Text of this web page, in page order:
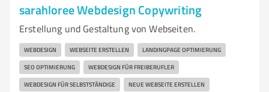
sarahloree Webdesign Copywriting
Erstellung und Gestaltung von Webseiten.
WEBDESIGN WEBSEITE ERSTELLEN LANDINGPAGE OPTIMIERUNG
SEO OPTIMIERUNG WEBDESIGN FÜR FREIBERUFLER
WEBDESIGN FÜR SELBSTSTÄNDIGE NEUE WEBSEITE ERSTELLEN